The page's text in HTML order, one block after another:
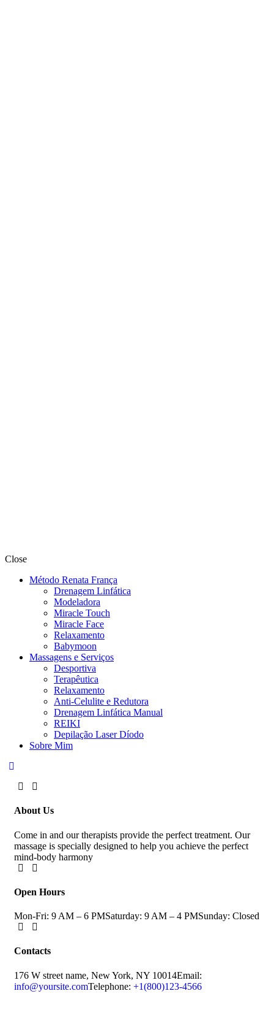
Close
Método Renata França
Drenagem Linfática
Modeladora
Miracle Touch
Miracle Face
Relaxamento
Babymoon
Massagens e Serviços
Desportiva
Terapêutica
Relaxamento
Anti-Celulite e Redutora
Drenagem Linfática Manual
REIKI
Depilação Laser Díodo
Sobre Mim
About Us
Come in and our therapists provide the perfect treatment. Our
massage is specially designed to help you achieve the perfect
mind-body harmony
Open Hours
Mon-Fri: 9 AM – 6 PMSaturday: 9 AM – 4 PMSunday: Closed
Contacts
176 W street name, New York, NY 10014Email:
info@yoursite.comTelephone: +1(800)123-4566